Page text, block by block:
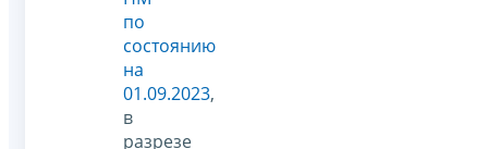
по
состоянию
на
01.09.2023,
в
разрезе